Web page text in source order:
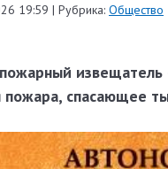
19:59 | Рубрика: Общество
извещатель
пожара, спасающее